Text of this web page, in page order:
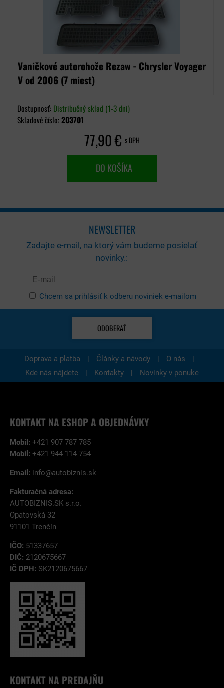
Vaničkové autorohože Rezaw - Chrysler Voyager
V od 2006 (7 miest)
Dostupnosť: Distribučný sklad (1-3 dni)
Skladové číslo:203701
77,90 € s DPH
DO KOŠÍKA
NEWSLETTER
Zadajte e-mail, na ktorý vám budeme posielať
novinky.:
Chcem sa prihlásiť k odberu noviniek e-mailom
ODOBERAŤ
Doprava a platba | Články a návody | O nás
|
Kde nás nájdete
| Kontakty | Novinky v ponuke
KONTAKT NA ESHOP A OBJEDNÁVKY
Mobil: +421 907 787 785
Mobil: +421 944 114 754
Email: info@autobiznis.sk
Fakturačná adresa:
AUTOBIZNIS.SK s.r.o.
Opatovská 32
91101 Trenčín
IČO: 51337657
DIČ: 2120675667
IČ DPH: SK2120675667
KONTAKT NA PREDAJŇU